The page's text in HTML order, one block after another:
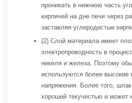
проникать в нижнюю часть
кирпичей на дне печи через
заставляя углеродистые
(2) Слой материала имеет
электропроводность в
никеля и железа. Поэтому
используются более высокие
напряжения. Более того,
хорошей текучестью и может